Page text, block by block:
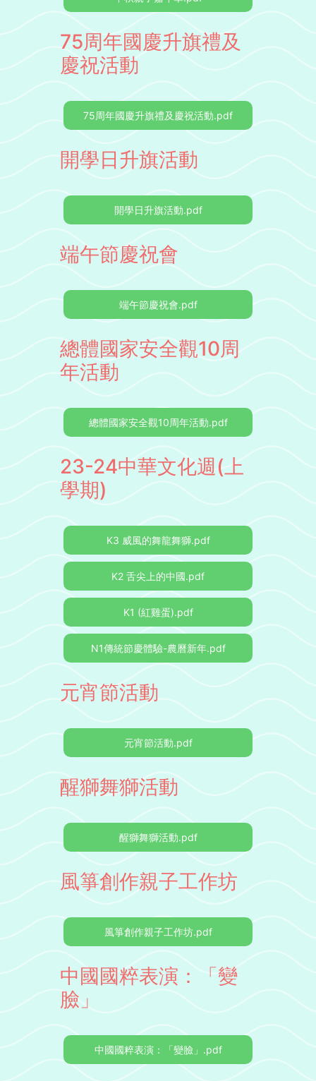
75周年國慶升旗禮及
慶祝活動
75周年國慶升旗禮及慶祝活動.pdf
開學日升旗活動
開學日升旗活動.pdf
端午節慶祝會
端午節慶祝會.pdf
總體國家安全觀10周
年活動
總體國家安全觀10周年活動.pdf
23-24中華文化週(上
學期)
K3 威風的舞龍舞獅.pdf
K2 舌尖上的中國.pdf
K1 (紅雞蛋).pdf
N1傳統節慶體驗-農曆新年.pdf
元宵節活動
元宵節活動.pdf
醒獅舞獅活動
醒獅舞獅活動.pdf
風箏創作親子工作坊
風箏創作親子工作坊.pdf
中國國粹表演：「變
臉」
中國國粹表演：「變臉」.pdf